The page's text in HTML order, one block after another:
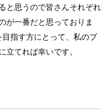
と思うので皆さんそれぞれ
が一番だと思っておりま
指す方にとって、私のブ
立てれば幸いです。